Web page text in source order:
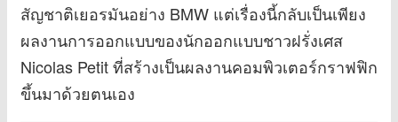
สัญชาติเยอรมันอย่าง BMW แต่เรื่องนี้กลับเป็นเพียง
ผลงานการออกแบบของนักออกแบบชาวฝรั่งเศส
Nicolas Petit ที่สร้างเป็นผลงานคอมพิวเตอร์กราฟฟิก
ขึ้นมาด้วยตนเอง